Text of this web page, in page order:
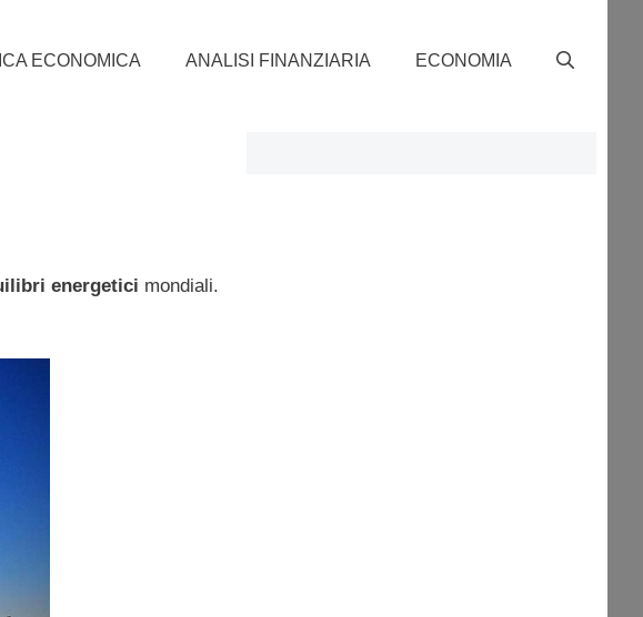
ECONOMICA ANALISI FINANZIARIA ECONOMIA
energetici mondiali.